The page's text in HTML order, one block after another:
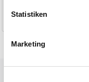
Statistiken
Marketing
1-2 Werktage